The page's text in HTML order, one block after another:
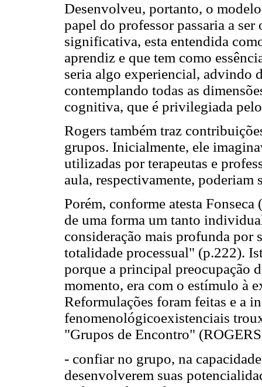
Desenvolveu, portanto, o
papel do professor passaria a
significativa, esta entendida
aprendiz e que tem como
seria algo experiencial, advindo
contemplando todas as
cognitiva, que é privilegiada
Rogers também traz
grupos. Inicialmente, ele
utilizadas por terapeutas e
aula, respectivamente, poderiam
Porém, conforme atesta
de uma forma um tanto
consideração mais profunda por
totalidade processual" (p.222).
porque a principal preocupação
momento, era com o estímulo à
Reformulações foram feitas e a
fenomenológicoexistenciais
"Grupos de Encontro"
- confiar no grupo, na
desenvolverem suas